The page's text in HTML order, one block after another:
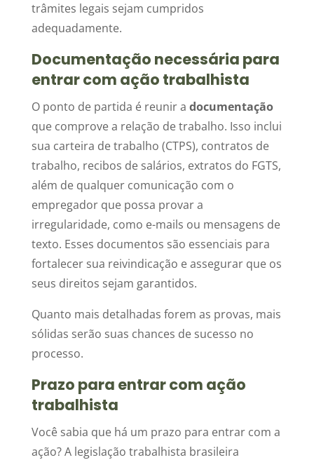
trâmites legais sejam cumpridos
adequadamente.
Documentação necessária para
entrar com ação trabalhista
O ponto de partida é reunir a documentação
que comprove a relação de trabalho. Isso inclui
sua carteira de trabalho (CTPS), contratos de
trabalho, recibos de salários, extratos do FGTS,
além de qualquer comunicação com o
empregador que possa provar a
irregularidade, como e-mails ou mensagens de
texto. Esses documentos são essenciais para
fortalecer sua reivindicação e assegurar que os
seus direitos sejam garantidos.
Quanto mais detalhadas forem as provas, mais
sólidas serão suas chances de sucesso no
processo.
Prazo para entrar com ação
trabalhista
Você sabia que há um prazo para entrar com a
ação? A legislação trabalhista brasileira